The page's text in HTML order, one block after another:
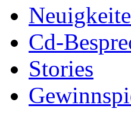
Cd-
Stories